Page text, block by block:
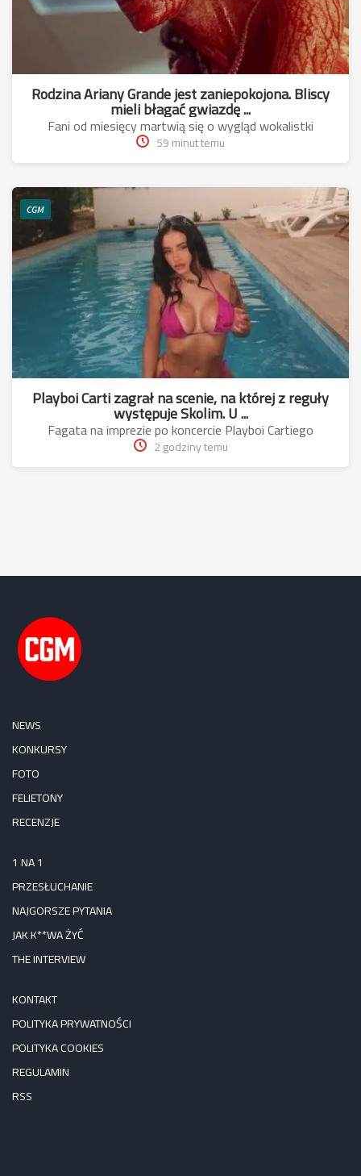
Rodzina Ariany Grande jest zaniepokojona. Bliscy
mieli błagać gwiazdę ...
Fani od miesięcy martwią się o wygląd wokalistki
59 minut temu
CGM
Playboi Carti zagrał na scenie, na której z reguły
występuje Skolim. U ...
Fagata na imprezie po koncercie Playboi Cartiego
2 godziny temu
NEWS
KONKURSY
FOTO
FELIETONY
RECENZJE
1 NA 1
PRZESŁUCHANIE
NAJGORSZE PYTANIA
JAK K**WA ŻYĆ
THE INTERVIEW
KONTAKT
POLITYKA PRYWATNOŚCI
POLITYKA COOKIES
REGULAMIN
RSS